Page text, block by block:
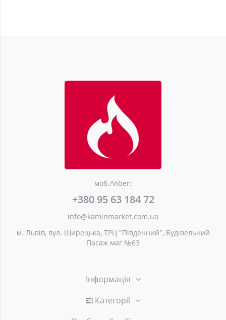
моб./Viber:
+380 95 63 184 72
info@kaminmarket.com.ua
м. Львів, вул. Щирецька, ТРЦ "Південний", Будівельний
Пасаж маг №63
Інформація
Категорії